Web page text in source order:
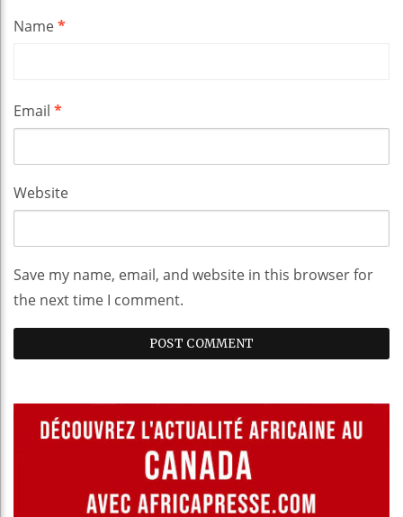
Name*
Email *
Website
Save my name, email, and website in this browser for
the next time I comment.